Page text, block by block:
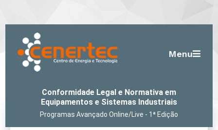
Menu
Conformidade Legal e Normativa em
Equipamentos e Sistemas Industriais
Programas Avançado Online/Live - 1ª Edição